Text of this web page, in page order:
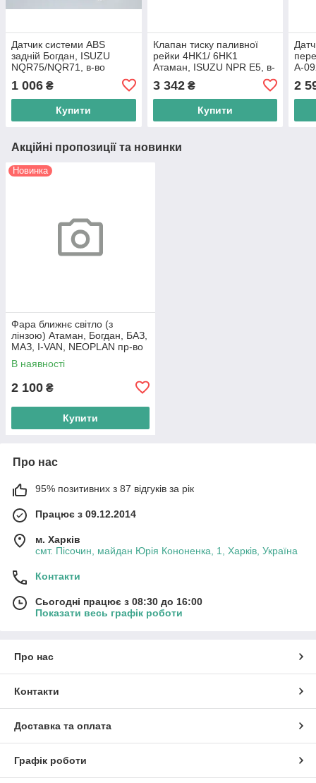
Датчик системи ABS
задній Богдан, ISUZU
NQR75/NQR71, в-во
1 006 ₴
Купити
Клапан тиску паливної
рейки 4HK1/ 6HK1
Атаман, ISUZU NPR E5, в-
3 342₴
Купити
А-
2
Акційні пропозиції та новинки
Новинка
Фара ближнє світло (з
лінзою) Атаман, Богдан, БАЗ,
МАЗ, I-VAN, NEOPLAN пр-во
Туреччина
В наявності
2 100 ₴
Купити
Про нас
95% позитивних з 87 відгуків за рік
Працює з 09.12.2014
м. Харків
смт. Пісочин, майдан Юрія Кононенка, 1, Харків, Україна
Контакти
Сьогодні працює з 08:30 до 16:00
Показати весь графік роботи
Про нас
Контакти
Доставка та оплата
Графік роботи